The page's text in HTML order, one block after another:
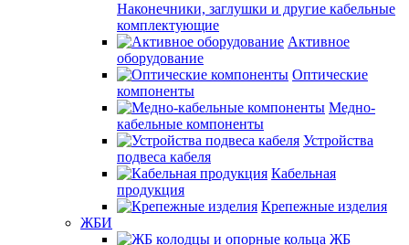
Наконечники, заглушки и другие кабельные
комплектующие
Активное
оборудование
Оптические
компоненты
Медно-
кабельные компоненты
Устройства
подвеса кабеля
Кабельная
продукция
Крепежные изделия
ЖБИ
ЖБ